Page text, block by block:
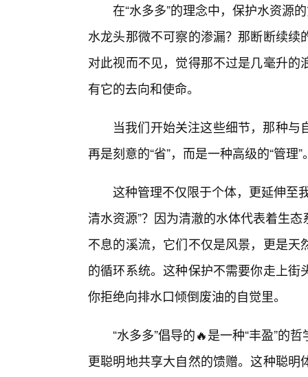
在“水多多”的理念中，保护水资源
水龙头那微不可察的渗漏？那断断续
对此视而不见，觉得那不过是几毫升
有它的去向和使命。
当我们开始关注这些细节，那种
再是刻意的“省”，而是一种高级的“管理”
这种管理不仅限于个体，更延伸至
清水资源”？因为清澈的水体代表着生
不息的溪流，它们不仅是风景，更是
的循环系统。这种保护不需要你走上
你拒绝向排水口倾倒废油的自觉里。
“水多多”倡导的🔥是一种“丰盈”的
更聪明地共享大自然的馈赠。这种聪